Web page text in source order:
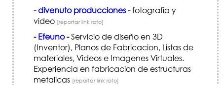
-divenuto producciones-fotografia y
video [reportar link roto]
- Efeuno-Servicio de diseño en 3D
(Inventor), Planos de Fabricacion, Listas de
materiales, Videos e Imagenes Virtuales.
Experiencia en fabricacion de estructuras
metalicas [reportar link roto]